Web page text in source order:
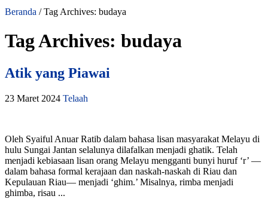
Beranda / Tag Archives: budaya
Tag Archives: budaya
Atik yang Piawai
23 Maret 2024 Telaah
Oleh Syaiful Anuar Ratib dalam bahasa lisan masyarakat Melayu di
hulu Sungai Jantan selalunya dilafalkan menjadi ghatik. Telah
menjadi kebiasaan lisan orang Melayu mengganti bunyi huruf ‘r’ —
dalam bahasa formal kerajaan dan naskah-naskah di Riau dan
Kepulauan Riau— menjadi ‘ghim.’ Misalnya, rimba menjadi
ghimba, risau ...